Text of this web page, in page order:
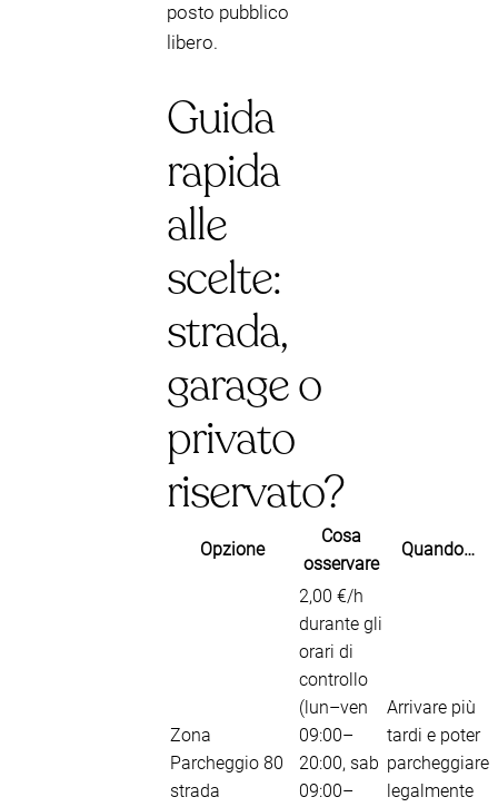
posto pubblico
libero.
Guida
rapida
alle
scelte:
strada,
garage o
privato
riservato?
Opzione
Cosa
osservare
Quando…
Zona
Parcheggio 80
strada
2,00 €/h
durante gli
orari di
controllo
(lun–ven
09:00–
20:00, sab
09:00–
Arrivare più
tardi e poter
parcheggiare
legalmente